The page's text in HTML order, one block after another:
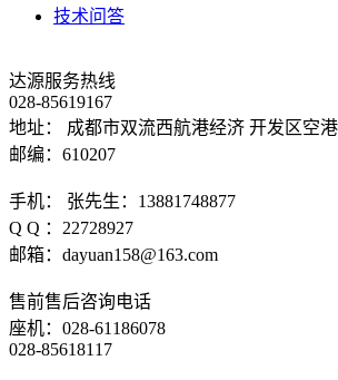
技术问答
达源服务热线
028-85619167
地址： 成都市双流西航港经济 开发区空
邮编：610207
手机： 张先生：13881748877
Q Q ：22728927
邮箱：dayuan158@163.com
售前售后咨询电话
座机：028-61186078
028-85618117